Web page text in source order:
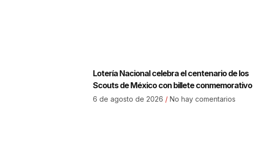
Lotería Nacional celebra el centenario de los
Scouts de México con billete conmemorativo
6 de agosto de 2026 No hay comentarios